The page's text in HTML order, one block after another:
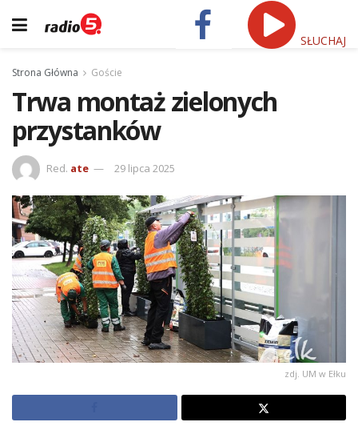
SŁUCHAJ
Strona Główna Goście
Trwa montaż zielonych
przystanków
Red. ate 29 lipca 2025
zdj. UM w Ełku